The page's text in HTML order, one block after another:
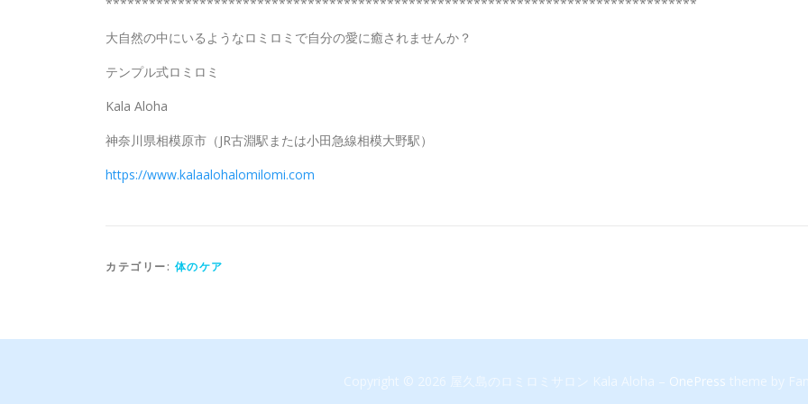
大自然の中にいるようなロミロミで自分の愛に癒されませんか？
テンプル式ロミロミ
Kala Aloha
神奈川県相模原市（JR古淵駅または小田急線相模大野駅）
https://www.kalaalohalomilomi.com
カテゴリー: 体のケア
Copyright © 2026 屋久島のロミロミサロン Kala Aloha – OnePress theme by